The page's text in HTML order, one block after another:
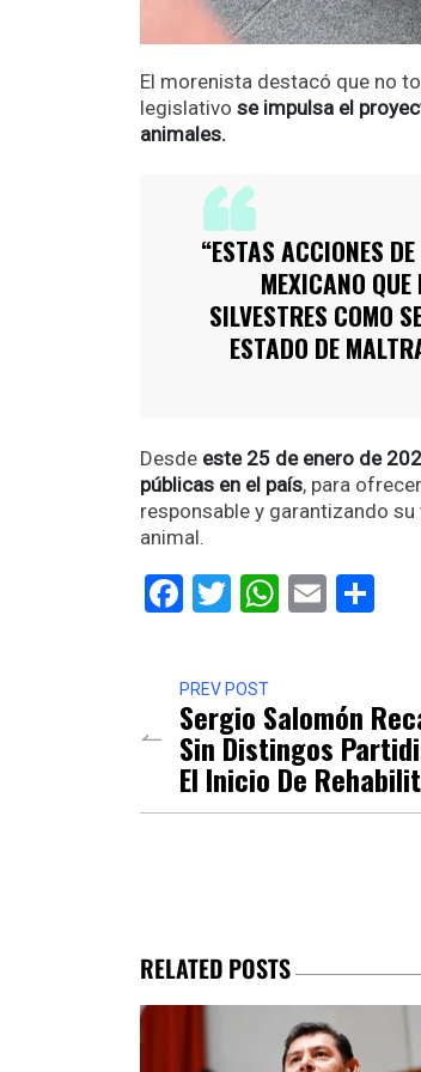
El morenista destacó que no
legislativo se impulsa el
animales.
“ESTAS ACCIONES
MEXICANO
SILVESTRES COMO
ESTADO DE
Desde este 25 de enero de
públicas en el país, para
responsable y garantizando
animal.
Facebook
TwitterEmail
PREV POST
Sergio Salomón
Sin Distingos
El Inicio De
RELATED POSTS